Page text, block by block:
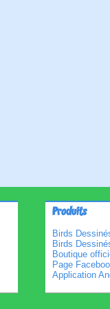
Produits
Birds
Birds
Boutique
Page
Application